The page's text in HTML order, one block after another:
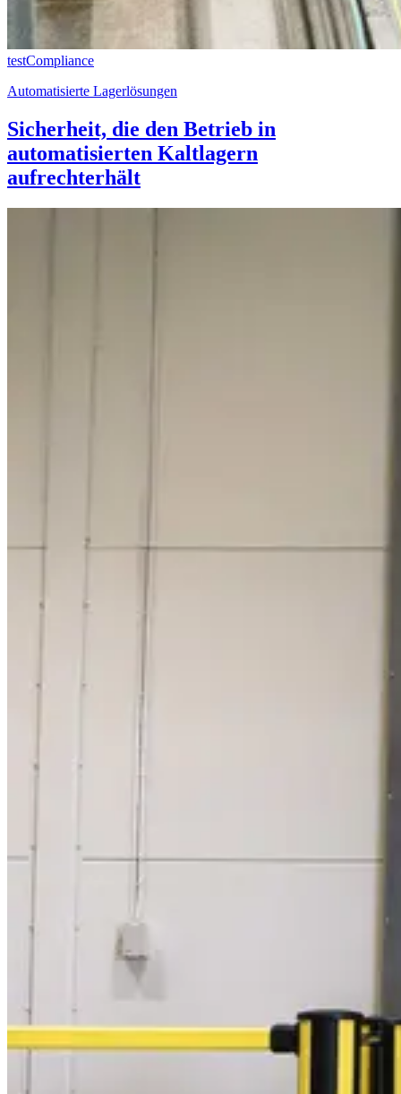
testCompliance
Automatisierte Lagerlösungen
Sicherheit, die den Betrieb in
automatisierten Kaltlagern
aufrechterhält